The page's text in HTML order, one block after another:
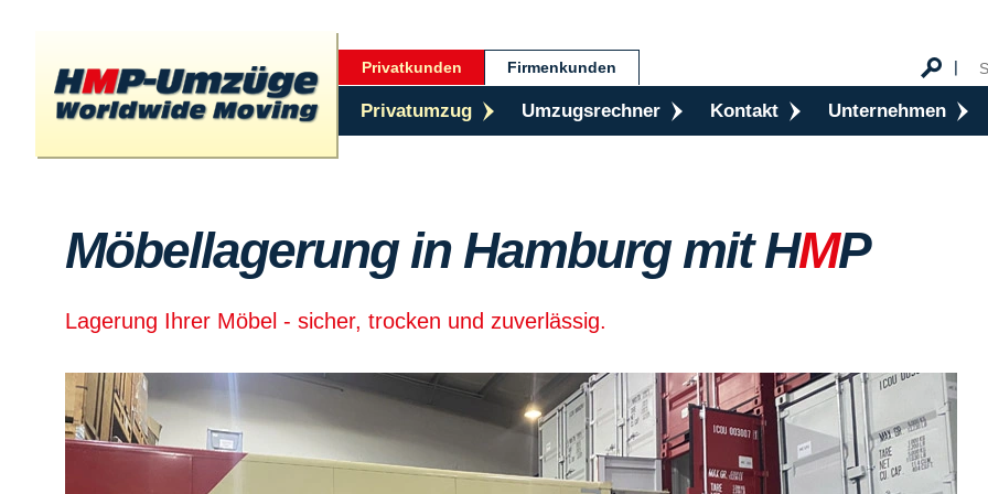
Privatkunden Firmenkunden
Privatumzug Umzugsrechner Kontakt Unternehmen
Möbellagerung in Hamburg mit HMP
Lagerung Ihrer Möbel - sicher, trocken und zuverlässig.